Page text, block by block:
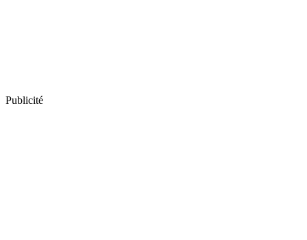
Publicité